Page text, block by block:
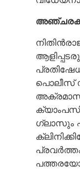
പൊലീസ്
ഗ്ലാസും